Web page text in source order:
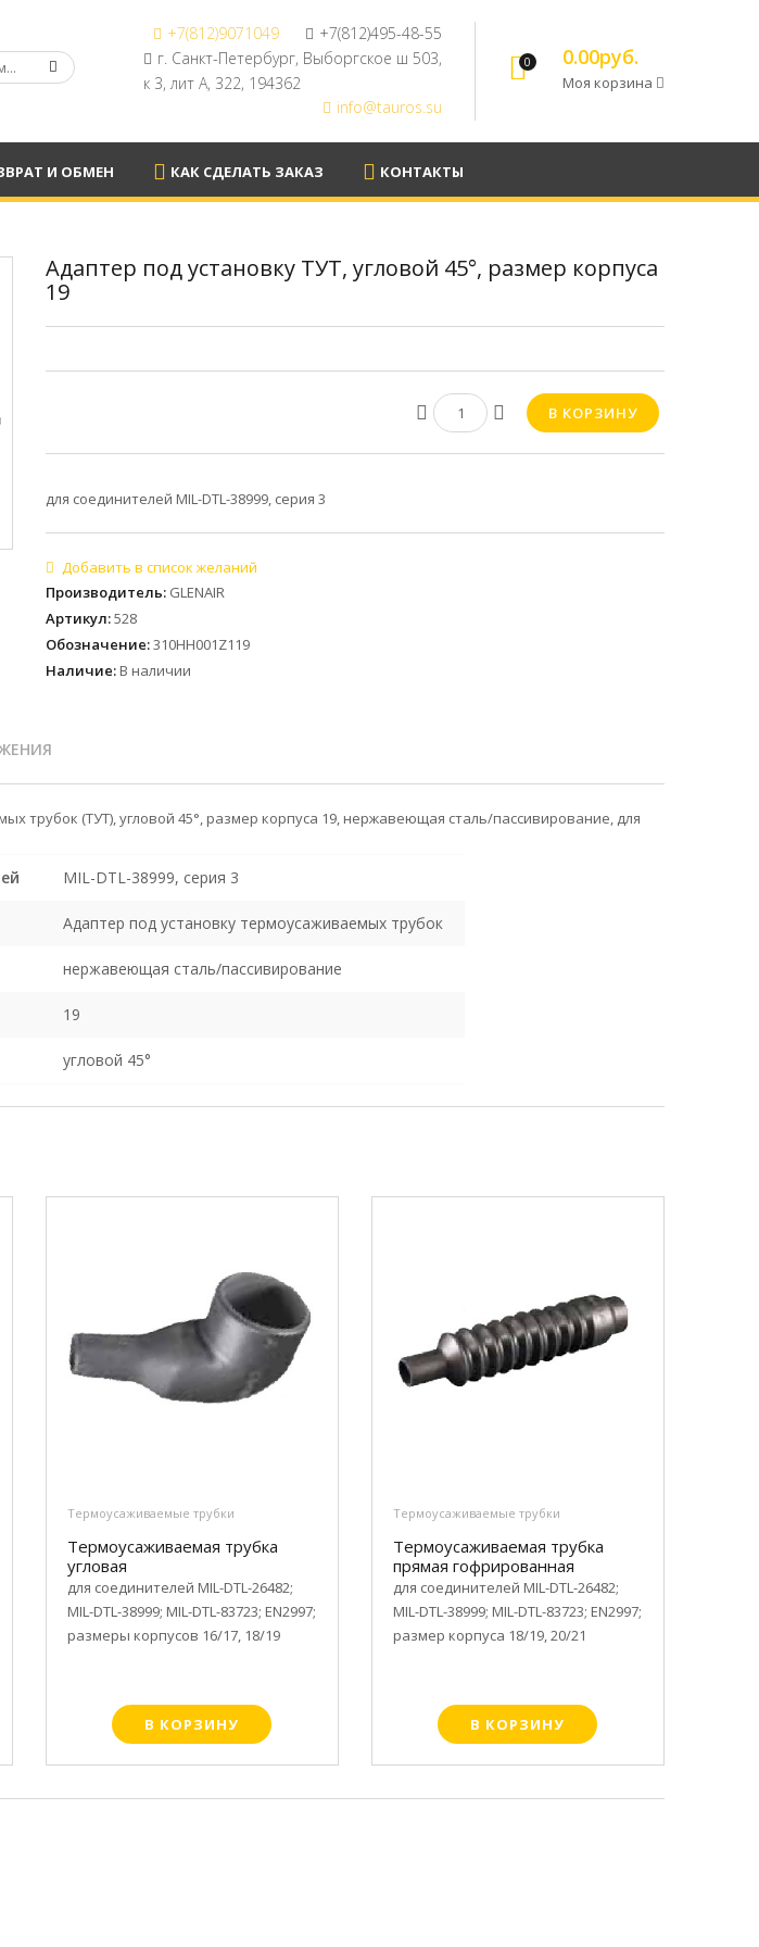
+7(812)9071049
+7(812)495-48-55
г. Санкт-Петербург, Выборгское ш 503,
к 3, лит А, 322, 194362
info@tauros.su
0 0.00руб.
Моя корзина
И ОБМЕН КАК СДЕЛАТЬ ЗАКАЗ КОНТАКТЫ
Адаптер под установку ТУТ, угловой 45°, размер корпуса
19
для соединителей MIL-DTL-38999, серия 3
Производитель: GLENAIR
Артикул:528
Обозначение:310HH001Z119
Наличие: В наличии
трубок (ТУТ), угловой 45°, размер корпуса 19, нержавеющая сталь/пассивирование, для
MIL-DTL-38999, серия 3
Адаптер под установку термоусаживаемых трубок
нержавеющая сталь/пассивирование
19
угловой 45°
Термоусаживаемые трубки
Термоусаживаемая трубка
угловая
для соединителей MIL-DTL-26482;
MIL-DTL-38999; MIL-DTL-83723; EN2997;
размеры корпусов 16/17, 18/19
В КОРЗИНУ
Термоусаживаемые трубки
Термоусаживаемая трубка
прямая гофрированная
для соединителей MIL-DTL-26482;
MIL-DTL-38999; MIL-DTL-83723; EN2997;
размер корпуса 18/19, 20/21
В КОРЗИНУ